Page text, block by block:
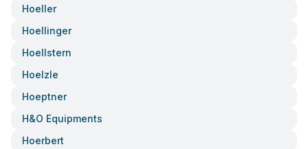
Hoeller
Hoellinger
Hoellstern
Hoelzle
Hoeptner
H&o Equipments
Hoerbert